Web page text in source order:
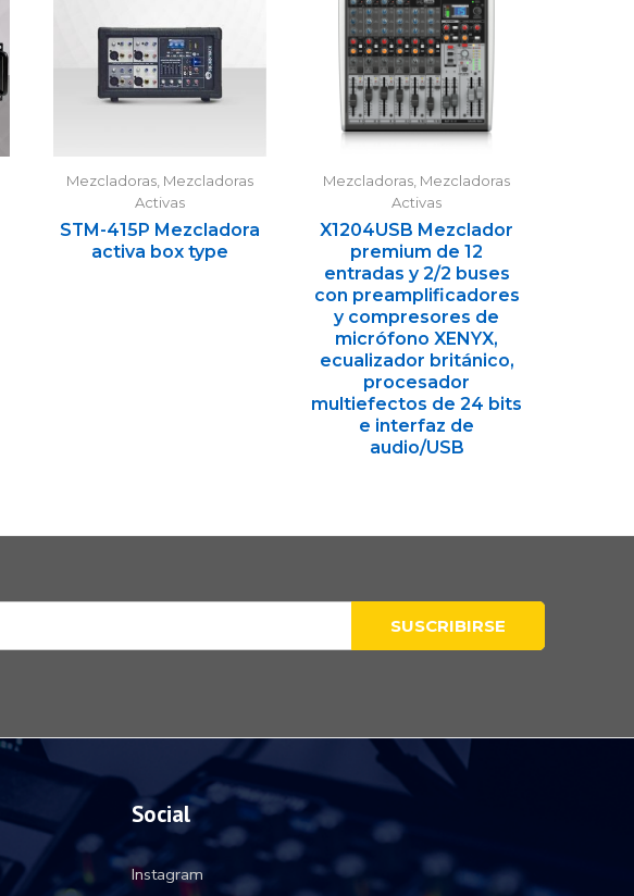
Mezcladoras, Mezcladoras
Activas
STM-415P Mezcladora
activa box type
Mezcladoras, Mezcladoras
Activas
X1204USB Mezclador
premium de 12
entradas y 2/2 buses
con preamplificadores
y compresores de
micrófono XENYX,
ecualizador británico,
procesador
multiefectos de 24 bits
e interfaz de
audio/USB
Social
Instagram